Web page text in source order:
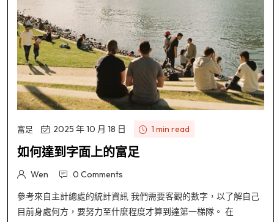
富足 2025 年 10 月 18 日 1 min read
如何達到字面上的富足
Wen 0 Comments
參考來自主計總處的統計資訊 我們需要客觀的數字，以了解自己
目前身處何方，要努力至什麼程度才算到達第一梯隊。 在